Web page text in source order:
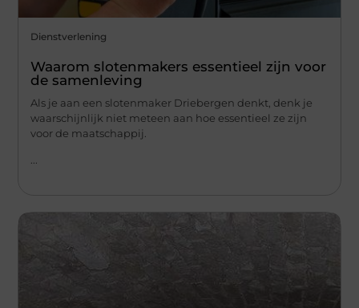
Dienstverlening
Waarom slotenmakers essentieel zijn voor
de samenleving
Als je aan een slotenmaker Driebergen denkt, denk je
waarschijnlijk niet meteen aan hoe essentieel ze zijn
voor de maatschappij.